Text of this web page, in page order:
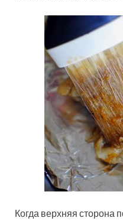
Когда верхняя сторона